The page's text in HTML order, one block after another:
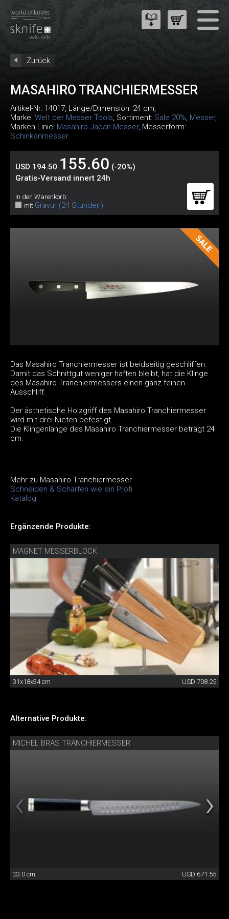
Zurück
MASAHIRO TRANCHIERMESSER
Artikel-Nr: 14017, Länge/Dimension: 24 cm,
Marke: Welt der Messer Tools, Sortiment: Sale 20%, Messer,
Marken-Linie: Masahiro Japan Messer, Messerform:
Schinkenmesser
USD 194.50155.60 (-20%)
Gratis-Versand innert 24h
In den Warenkorb:
mit Gravur (24 Stunden)
Das Masahiro Tranchiermesser ist beidseitig geschliffen.
Damit das Schnittgut weniger haften bleibt, hat die Klinge
des Masahiro Tranchiermessers einen ganz feinen
Ausschliff.
Der ästhetische Holzgriff des Masahiro Tranchiermesser
wird mit drei Nieten befestigt.
Die Klingenlänge des Masahiro Tranchiermesser beträgt 24
cm.
Mehr zu Masahiro Tranchiermesser
Schneiden & Schärfen wie ein Profi
Katalog
Ergänzende Produkte:
MAGNET MESSERBLOCK
31x18x34 cm USD 708.25
Alternative Produkte:
MICHEL BRAS TRANCHIERMESSER
23.0 cm USD 671.55